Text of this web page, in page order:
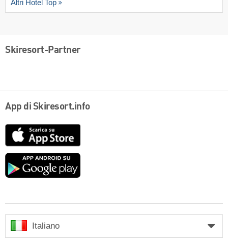
Altri Hotel Top
Skiresort-Partner
App di Skiresort.info
Google
Italiano